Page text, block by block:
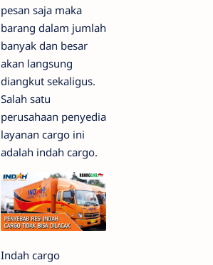
pesan saja maka
barang dalam jumlah
banyak dan besar
akan langsung
diangkut sekaligus.
Salah satu
perusahaan penyedia
layanan cargo ini
adalah indah cargo.
Indah cargo